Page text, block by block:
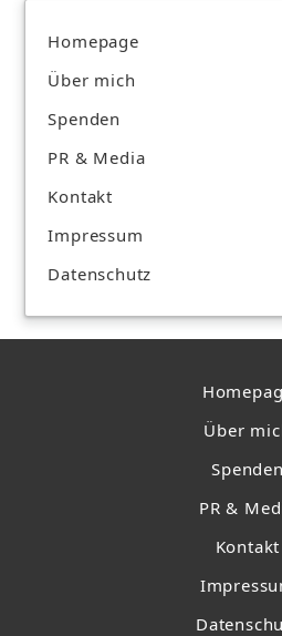
Homepage
Über mich
Spenden
PR & Media
Kontakt
Impressum
Datenschutz
Über
Spenden
PR &
Kontakt